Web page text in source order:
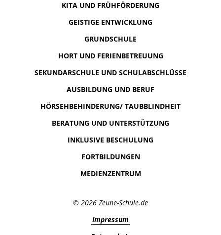
KITA UND FRÜHFÖRDERUNG
GEISTIGE ENTWICKLUNG
GRUNDSCHULE
HORT UND FERIENBETREUUNG
SEKUNDARSCHULE UND SCHULABSCHLÜSSE
AUSBILDUNG UND BERUF
HÖRSEHBEHINDERUNG/ TAUBBLINDHEIT
BERATUNG UND UNTERSTÜTZUNG
INKLUSIVE BESCHULUNG
FORTBILDUNGEN
MEDIENZENTRUM
© 2026 Zeune-Schule.de
Impressum